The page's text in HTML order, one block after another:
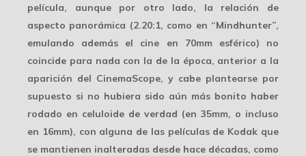
película, aunque por otro lado, la relación de
aspecto panorámica (2.20:1, como en “Mindhunter”,
emulando además el cine en 70mm esférico) no
coincide para nada con la de la época, anterior a la
aparición del CinemaScope, y cabe plantearse por
supuesto si no hubiera sido aún más bonito haber
rodado en celuloide de verdad (en 35mm, o incluso
en 16mm), con alguna de las películas de Kodak que
se mantienen inalteradas desde hace décadas, como